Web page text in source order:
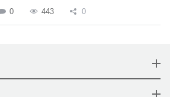
0 443 0